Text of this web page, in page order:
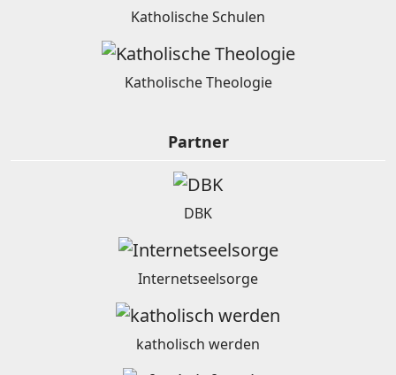
Katholische Schulen
Katholische Theologie
Partner
DBK
Internetseelsorge
katholisch werden